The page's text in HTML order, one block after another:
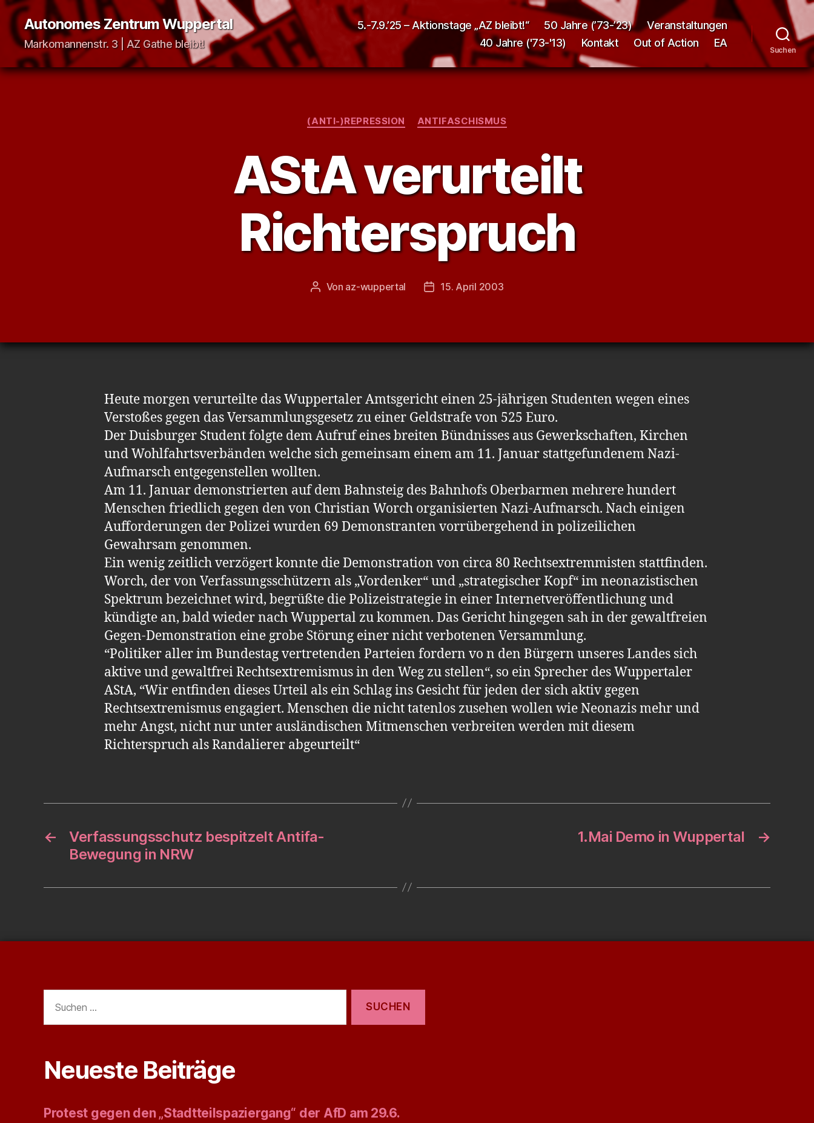
Autonomes Zentrum Wuppertal
Markomannenstr. 3 | AZ Gathe bleibt!
5.-7.9.’25 – Aktionstage „AZ bleibt!“ 50 Jahre (’73-’23)
Veranstaltungen
40 Jahre ('73-'13)
Kontakt Out of Action EA
Suchen
Kategorien
(ANTI-)REPRESSION ANTIFASCHISMUS
AStA verurteilt
Richterspruch
Beitragsautor
Von az-wuppertal Veröffentlichungsdatum
15. April 2003
Heute morgen verurteilte das Wuppertaler Amtsgericht einen 25-jährigen Studenten wegen eines
Verstoßes gegen das Versammlungsgesetz zu einer Geldstrafe von 525 Euro.
Der Duisburger Student folgte dem Aufruf eines breiten Bündnisses aus Gewerkschaften, Kirchen
und Wohlfahrtsverbänden welche sich gemeinsam einem am 11. Januar stattgefundenem Nazi-
Aufmarsch entgegenstellen wollten.
Am 11. Januar demonstrierten auf dem Bahnsteig des Bahnhofs Oberbarmen mehrere hundert
Menschen friedlich gegen den von Christian Worch organisierten Nazi-Aufmarsch. Nach einigen
Aufforderungen der Polizei wurden 69 Demonstranten vorrübergehend in polizeilichen
Gewahrsam genommen.
Ein wenig zeitlich verzögert konnte die Demonstration von circa 80 Rechtsextremmisten stattfinden.
Worch, der von Verfassungsschützern als „Vordenker“ und „strategischer Kopf“ im neonazistischen
Spektrum bezeichnet wird, begrüßte die Polizeistrategie in einer Internetveröffentlichung und
kündigte an, bald wieder nach Wuppertal zu kommen. Das Gericht hingegen sah in der gewaltfreien
Gegen-Demonstration eine grobe Störung einer nicht verbotenen Versammlung.
“Politiker aller im Bundestag vertretenden Parteien fordern vo n den Bürgern unseres Landes sich
aktive und gewaltfrei Rechtsextremismus in den Weg zu stellen“, so ein Sprecher des Wuppertaler
AStA, “Wir entfinden dieses Urteil als ein Schlag ins Gesicht für jeden der sich aktiv gegen
Rechtsextremismus engagiert. Menschen die nicht tatenlos zusehen wollen wie Neonazis mehr und
mehr Angst, nicht nur unter ausländischen Mitmenschen verbreiten werden mit diesem
Richterspruch als Randalierer abgeurteilt“
←
Verfassungsschutz bespitzelt Antifa-
Bewegung in NRW
→
1.Mai Demo in Wuppertal
nach:
Neueste Beiträge
Protest gegen den „Stadtteilspaziergang“ der AfD am 29.6.